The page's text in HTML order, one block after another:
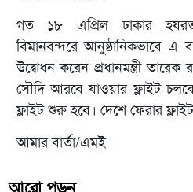
গত ১৮ এপ্রিল ঢাকার হযরত
বিমানবন্দরে আনুষ্ঠানিকভাবে এ
উদ্বোধন করেন প্রধানমন্ত্রী
সৌদি আরবে যাওয়ার ফ্লাইট
ফ্লাইট শুরু হবে। দেশে ফেরার
আমার বার্তা/এমই